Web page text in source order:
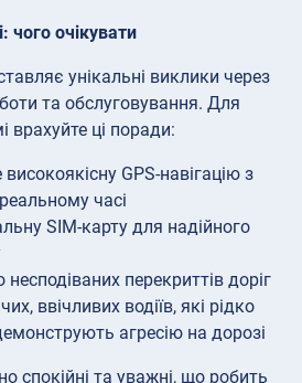
чого очікувати
унікальні виклики через
та обслуговування. Для
врахуйте ці поради:
GPS-навігацію з
часі
SIM-карту для надійного
несподіваних перекриттів доріг
ввічливих водіїв, які рідко
агресію на дорозі
спокійні та уважні, що робить